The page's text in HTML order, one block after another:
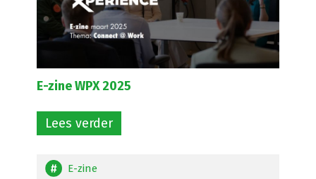
E-zine WPX 2025
Lees verder
E-zine